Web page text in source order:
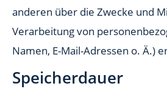
anderen über die Zwecke und
Verarbeitung von
Namen, E-Mail-Adressen o. Ä.)
Speicherdauer